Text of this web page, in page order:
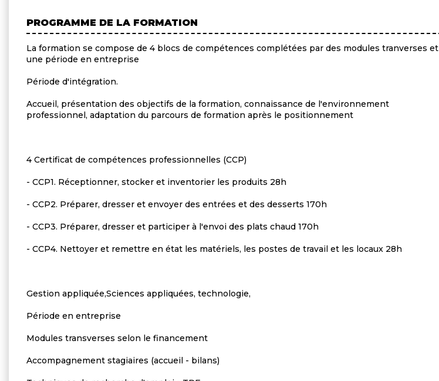
PROGRAMME DE LA FORMATION
La formation se compose de 4 blocs de compétences complétées par des modules tranverses et
une période en entreprise
Période d'intégration.
Accueil, présentation des objectifs de la formation, connaissance de l'environnement
professionnel, adaptation du parcours de formation après le positionnement
4 Certificat de compétences professionnelles (CCP)
- CCP1. Réceptionner, stocker et inventorier les produits 28h
- CCP2. Préparer, dresser et envoyer des entrées et des desserts 170h
- CCP3. Préparer, dresser et participer à l'envoi des plats chaud 170h
- CCP4. Nettoyer et remettre en état les matériels, les postes de travail et les locaux 28h
Gestion appliquée,Sciences appliquées, technologie,
Période en entreprise
Modules transverses selon le financement
Accompagnement stagiaires (accueil - bilans)